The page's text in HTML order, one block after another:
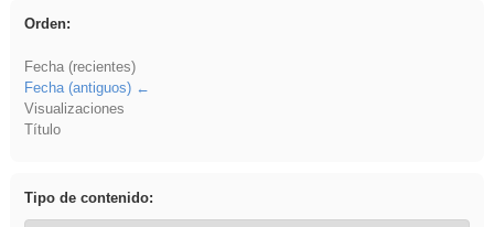
Orden:
Fecha (recientes)
Fecha (antiguos)
Visualizaciones
Título
Tipo de contenido: